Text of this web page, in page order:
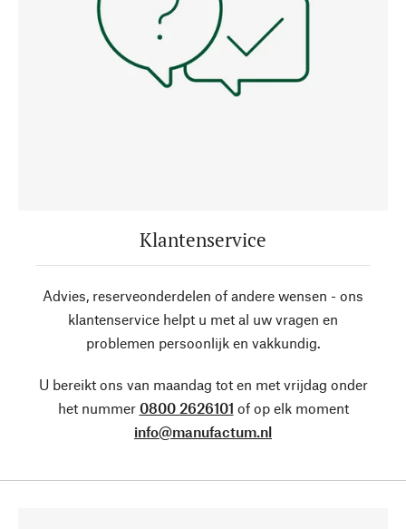
Klantenservice
Advies, reserveonderdelen of andere wensen - ons
klantenservice helpt u met al uw vragen en
problemen persoonlijk en vakkundig.
U bereikt ons van maandag tot en met vrijdag onder
het nummer 0800 2626101 of op elk moment
info@manufactum.nl